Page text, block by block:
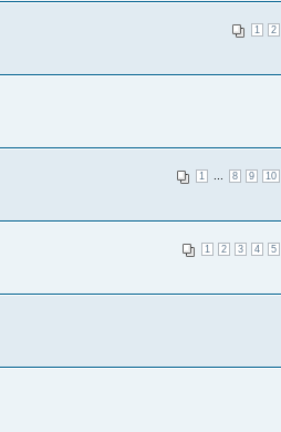
1 2
1 8 9 10
1 2 3 4 5